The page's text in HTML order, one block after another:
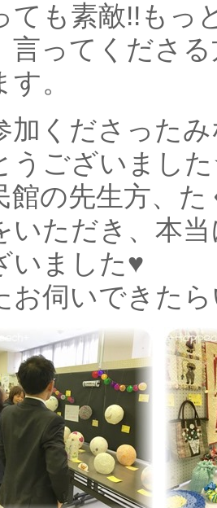
ても素敵!!もっ
言ってくださ
す。
加くださった
うございまし
館の先生方、
いただき、本
いました♥
お伺いできた